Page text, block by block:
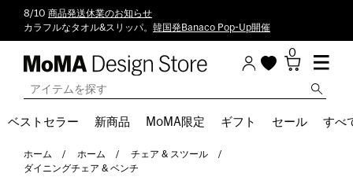
8/10 商品発送休業のお知らせ
カラフルなタオル&スリッパ。 韓国発Banaco Pop-Up開催
0
ベストセラー 新商品 MoMA限定 ギフト セール すべ
ホーム ホーム
チェア & スツール
ダイニングチェア & ベンチ